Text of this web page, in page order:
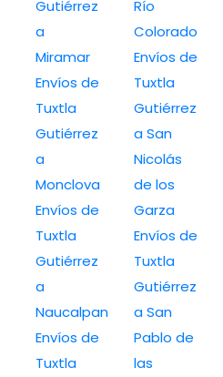
Gutiérrez
a
Miramar
Envíos de
Tuxtla
Gutiérrez
a
Monclova
Envíos de
Tuxtla
Gutiérrez
a
Naucalpan
Envíos de
Tuxtla
Río
Colorado
Envíos de
Tuxtla
Gutiérrez
a San
Nicolás
de los
Garza
Envíos de
Tuxtla
Gutiérrez
a San
Pablo de
las